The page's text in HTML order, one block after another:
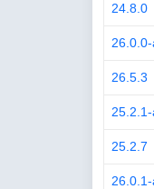
24.8.0
26.5.3
25.2.7